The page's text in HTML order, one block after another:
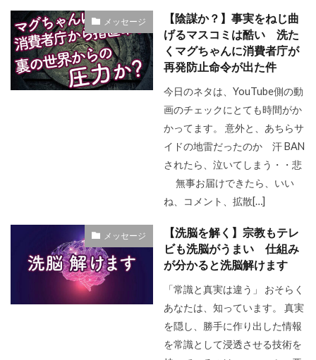
メッセージ
【陰謀か？】事実をねじ曲
げるマスコミは酷い 洗た
くマグちゃんに消費者庁が
再発防止命令が出た件
今日のネタは、YouTube側の動
画のチェックにとても時間がか
かってます。 意外と、あちらサ
イドの地雷だったのか 汗 BAN
されたら、泣いてしまう・・悲
無事お届けできたら、いい
ね、コメント、拡散[…]
メッセージ
【洗脳を解く】宗教もテレ
ビも洗脳がうまい 仕組み
が分かると洗脳解けます
「常識と真実は違う」 おそらく
あなたは、知っています。 真実
を隠し、勝手に作り出した情報
を常識として浸透させる技術を